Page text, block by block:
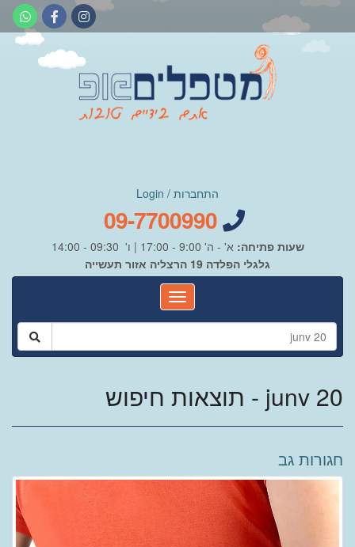
התחברות / Login
שעות פתיחה: א' - ה' 9:00 - 17:00 | ו' 09:30 - 14:00
גלגלי הפלדה 19 הרצליה אזור תעשייה
junv 20 - תוצאות חיפוש
חגורות גב